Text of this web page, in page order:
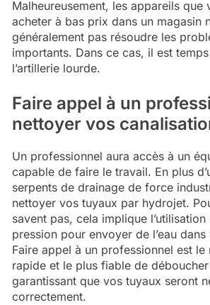
Malheureusement, les appareils que
acheter à bas prix dans un magasin
généralement pas résoudre les
importants. Dans ce cas, il est
l’artillerie lourde.
Faire appel à un
nettoyer vos
Un professionnel aura accès à un
capable de faire le travail. En plus
serpents de drainage de force
nettoyer vos tuyaux par hydrojet.
savent pas, cela implique l’utilisation
pression pour envoyer de l’eau
Faire appel à un professionnel est le
rapide et le plus fiable de
garantissant que vos tuyaux seront
correctement.